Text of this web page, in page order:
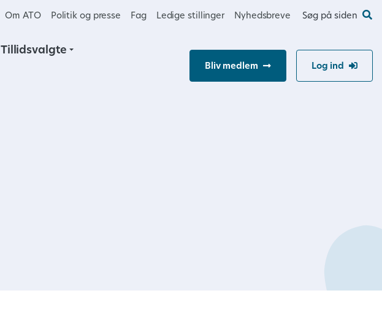
Om ATO Politik og presse Fag Ledige stillinger Nyhedsbreve Søg på siden
Tillidsvalgte
Bliv medlem Log ind